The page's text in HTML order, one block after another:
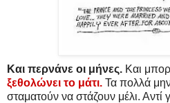
Και περνάνε οι μήνες. Και
ξεθολώνει το μάτι. Τα πολλά
σταματούν να στάζουν μέλι. Αντί